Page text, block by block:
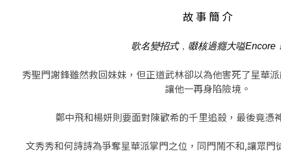
故 事 簡 介
歌名變招式， 啜核過癮大嗌Encore
秀聖門謝鋒雖然救回妹妹 ， 但正道武林卻以為他害死了星華
讓他一再身陷險境。
鄭中飛和楊妍則要面對陳歡希的千里追殺 ， 最後竟憑
文秀秀和何詩詩為爭奪星華派掌門之位，同門鬧不和,讓眾門